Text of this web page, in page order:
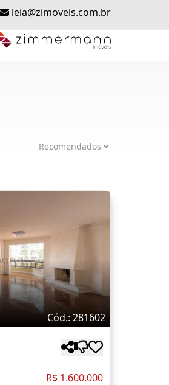
leia@zimoveis.com.br
Cód.: 281602
R$ 1.600.000